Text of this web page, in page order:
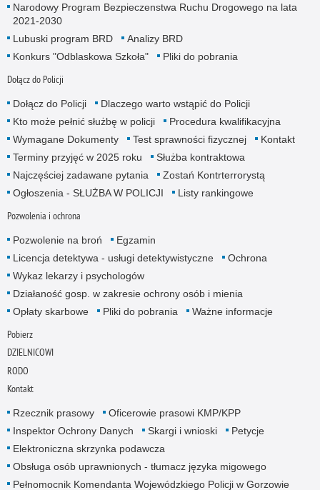
Narodowy Program Bezpieczenstwa Ruchu Drogowego na lata
2021-2030
Lubuski program BRD
Analizy BRD
Konkurs "Odblaskowa Szkoła"
Pliki do pobrania
Dołącz do Policji
Dołącz do Policji
Dlaczego warto wstąpić do Policji
Kto może pełnić służbę w policji
Procedura kwalifikacyjna
Wymagane Dokumenty
Test sprawności fizycznej
Kontakt
Terminy przyjęć w 2025 roku
Służba kontraktowa
Najczęściej zadawane pytania
Zostań Kontrterrorystą
Ogłoszenia - SŁUŻBA W POLICJI
Listy rankingowe
Pozwolenia i ochrona
Pozwolenie na broń
Egzamin
Licencja detektywa - usługi detektywistyczne
Ochrona
Wykaz lekarzy i psychologów
Działaność gosp. w zakresie ochrony osób i mienia
Opłaty skarbowe
Pliki do pobrania Ważne informacje
Pobierz
DZIELNICOWI
RODO
Kontakt
Rzecznik prasowy
Oficerowie prasowi KMP/KPP
Inspektor Ochrony Danych
Skargi i wnioski
Petycje
Elektroniczna skrzynka podawcza
Obsługa osób uprawnionych - tłumacz języka migowego
Pełnomocnik Komendanta Wojewódzkiego Policji w Gorzowie